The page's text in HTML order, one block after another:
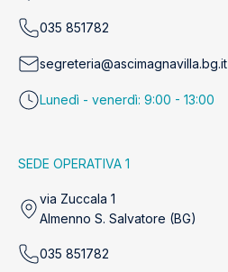
035 851782
segreteria@ascimagnavilla.bg.it
Lunedì - venerdì: 9:00 - 13:00
SEDE OPERATIVA 1
via Zuccala 1
Almenno S. Salvatore (BG)
035 851782